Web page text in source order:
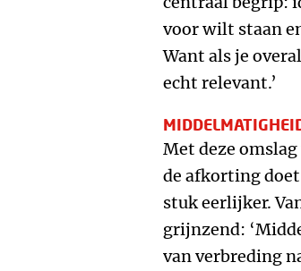
voor wilt staan
Want als je
echt relevant.’
Met deze
de afkorting
stuk eerlijker.
grijnzend:
van verbreding